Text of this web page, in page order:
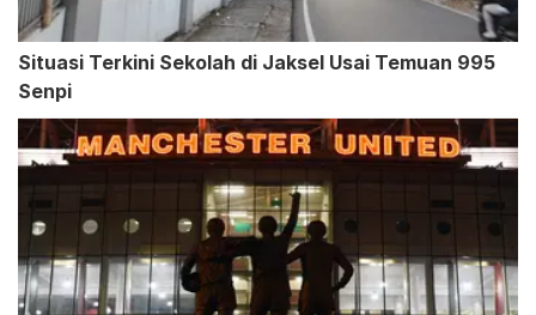
Situasi Terkini Sekolah di Jaksel Usai Temuan 995
Senpi